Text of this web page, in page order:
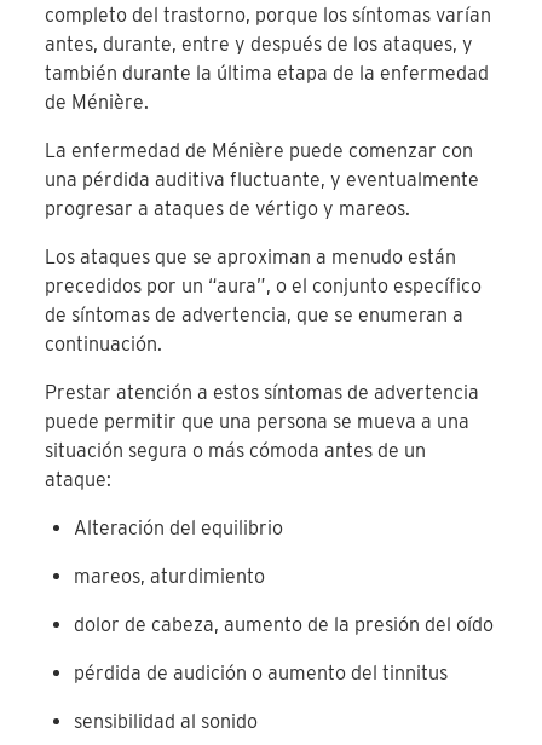
completo del trastorno, porque los síntomas varían
antes, durante, entre y después de los ataques, y
también durante la última etapa de la enfermedad
de Ménière.
La enfermedad de Ménière puede comenzar con
una pérdida auditiva fluctuante, y eventualmente
progresar a ataques de vértigo y mareos.
Los ataques que se aproximan a menudo están
precedidos por un “aura”, o el conjunto específico
de síntomas de advertencia, que se enumeran a
continuación.
Prestar atención a estos síntomas de advertencia
puede permitir que una persona se mueva a una
situación segura o más cómoda antes de un
ataque:
Alteración del equilibrio
mareos, aturdimiento
dolor de cabeza, aumento de la presión del oído
pérdida de audición o aumento del tinnitus
sensibilidad al sonido